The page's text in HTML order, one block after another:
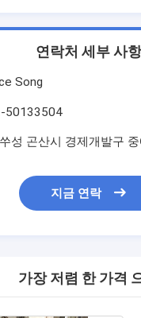
연락처 세부 사항
Song
50133504
성 곤산시 경제개발구
지금 연락
가장 저렴 한 가격